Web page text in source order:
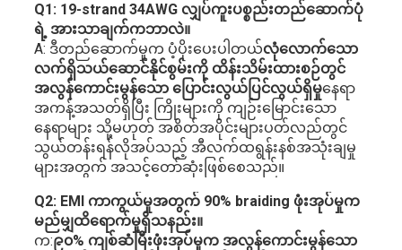
Q1: 19-strand 34AWG လျှပ်ကူးပစ္စည်းတည်ဆောက်ပုံ
ရဲ့ အားသာချက်ကဘာလဲ။
A: ဒီတည်ဆောက်မှုက ပံ့ပိုးပေးပါတယ်လုံလောက်သော
လက်ရှိသယ်ဆောင်နိုင်စွမ်းကို ထိန်းသိမ်းထားစဉ်တွင်
အလွန်ကောင်းမွန်သော ပြောင်းလွယ်ပြင်လွယ်ရှိမှုနေရာ
အကန့်အသတ်ရှိပြီး ကြိုးများကို ကျဉ်းမြောင်းသော
နေရာများ သို့မဟုတ် အစိတ်အပိုင်းများပတ်လည်တွင်
သွယ်တန်းရန်လိုအပ်သည့် အီလက်ထရွန်းနစ်အသုံးချမှု
များအတွက် အသင့်တော်ဆုံးဖြစ်စေသည်။
Q2: EMI ကာကွယ်မှုအတွက် 90% braiding ဖုံးအုပ်မှုက
မည်မျှထိရောက်မှုရှိသနည်း။
က:၉၀% ကျစ်ဆံမြီးဖုံးအုပ်မှုက အလွန်ကောင်းမွန်သော